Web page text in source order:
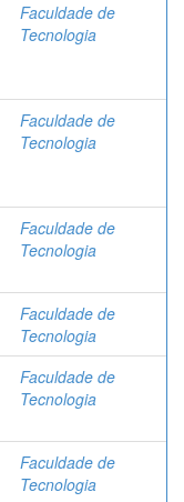
Faculdade de
Tecnologia
Faculdade de
Tecnologia
Faculdade de
Tecnologia
Faculdade de
Tecnologia
Faculdade de
Tecnologia
Faculdade de
Tecnologia